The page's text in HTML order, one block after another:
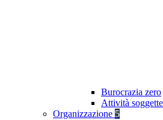
Burocrazia zero
Attività
Organizzazione 5